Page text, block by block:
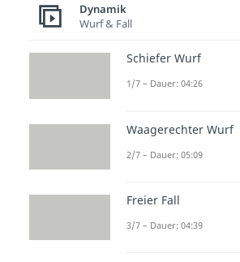
Dynamik
Wurf & Fall
Schiefer Wurf
1/7 – Dauer: 04:26
Waagerechter Wurf
2/7 – Dauer: 05:09
Freier Fall
3/7 – Dauer: 04:39